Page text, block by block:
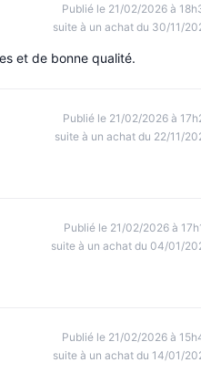
Publié le 21/02/2026 à
suite à un achat du 30/11/
et de bonne qualité.
Publié le 21/02/2026 à
suite à un achat du 22/11/
Publié le 21/02/2026 à
suite à un achat du 04/01/
Publié le 21/02/2026 à
suite à un achat du 14/01/